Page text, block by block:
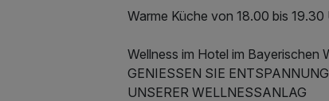
Warme Küche von 18.00 bis 19.30
Wellness im Hotel im Bayerischen
GENIESSEN SIE
UNSERER WELLNESSANLAG